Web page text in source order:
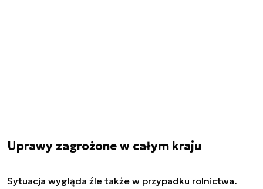
Uprawy zagrożone w całym kraju
Sytuacja wygląda źle także w przypadku rolnictwa.